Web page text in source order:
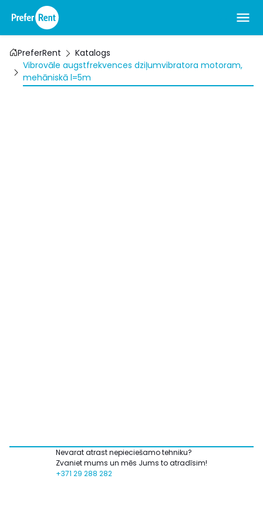
PreferRent
Katalogs
Vibrovāle augstfrekvences dziļumvibratora motoram,
mehāniskā l=5m
Nevarat atrast nepieciešamo tehniku?
Zvaniet mums un mēs Jums to atradīsim!
+371 29 288 282